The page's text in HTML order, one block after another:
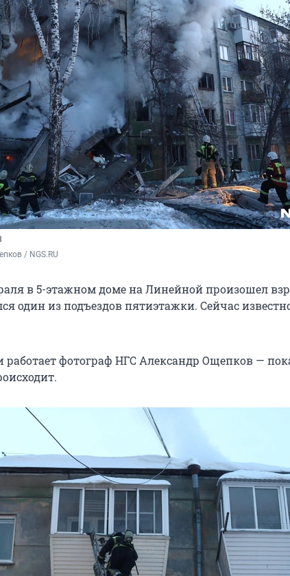
/ NGS.RU
в 5-этажном доме на Линейной произошел
один из подъездов пятиэтажки. Сейчас
работает фотограф НГС Александр Ощепков —